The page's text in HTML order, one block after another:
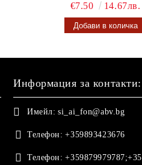
€7.50
14.67лв.
Информация за контакти:
Имейл: si_ai_fon@abv.bg
Телефон: +359893423676
Телефон: